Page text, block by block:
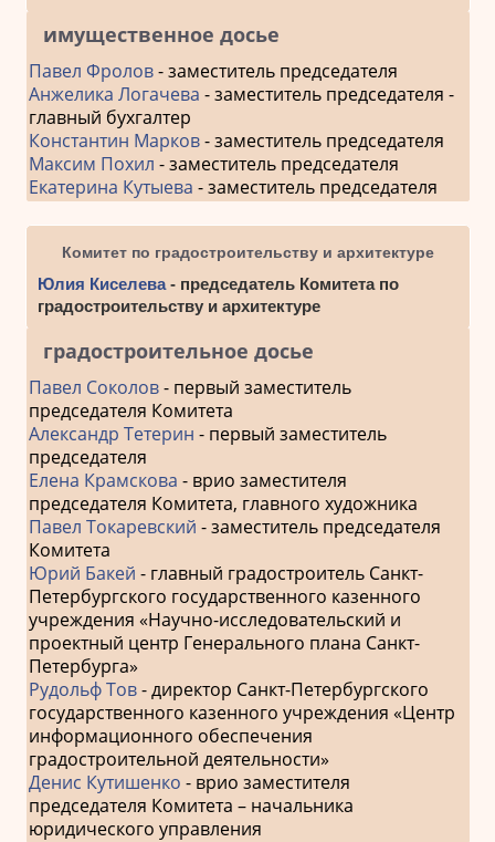
имущественное досье
Павел Фролов- заместитель председателя
Анжелика Логачева - заместитель председателя -
главный бухгалтер
Константин Марков- заместитель председателя
Максим Похил - заместитель председателя
Екатерина Кутыева - заместитель председателя
Комитет по градостроительству и архитектуре
Юлия Киселева- председатель Комитета по
градостроительству и архитектуре
градостроительное досье
Павел Соколов- первый заместитель
председателя Комитета
Александр Тетерин - первый заместитель
председателя
Елена Крамскова - врио заместителя
председателя Комитета, главного художника
Павел Токаревский - заместитель председателя
Комитета
Юрий Бакей - главный градостроитель Санкт-
Петербургского государственного казенного
учреждения «Научно-исследовательский и
проектный центр Генерального плана Санкт-
Петербурга»
Рудольф Тов- директор Санкт-Петербургского
государственного казенного учреждения «Центр
информационного обеспечения
градостроительной деятельности»
Денис Кутишенко - врио заместителя
председателя Комитета – начальника
юридического управления